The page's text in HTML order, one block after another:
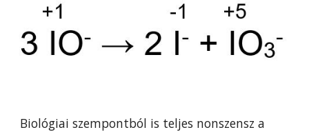
Biológiai szempontból is teljes nonszensz a